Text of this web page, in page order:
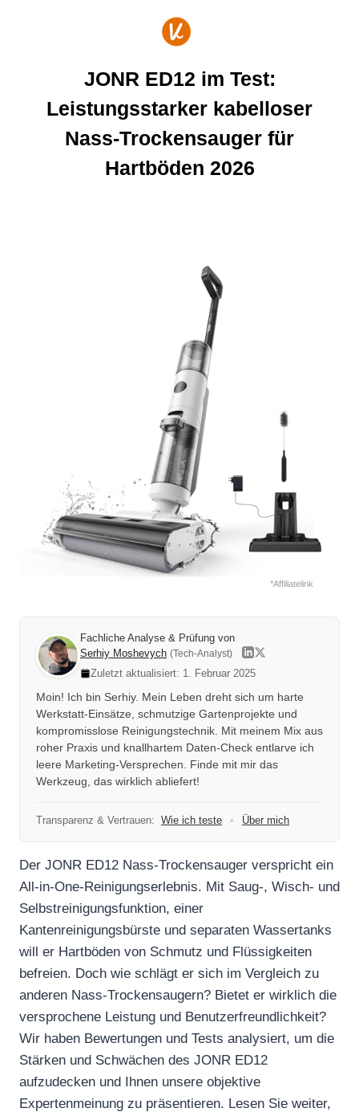
JONR ED12 im Test:
Leistungsstarker kabelloser
Nass-Trockensauger für
Hartböden 2026
*Affiliatelink
Fachliche Analyse & Prüfung von
Serhiy Moshevych (Tech-Analyst)
Zuletzt aktualisiert: 1. Februar 2025
Moin! Ich bin Serhiy. Mein Leben dreht sich um harte
Werkstatt-Einsätze, schmutzige Gartenprojekte und
kompromisslose Reinigungstechnik. Mit meinem Mix aus
roher Praxis und knallhartem Daten-Check entlarve ich
leere Marketing-Versprechen. Finde mit mir das
Werkzeug, das wirklich abliefert!
Transparenz & Vertrauen: Wie ich teste • Über mich
Der JONR ED12 Nass-Trockensauger verspricht ein
All-in-One-Reinigungserlebnis. Mit Saug-, Wisch- und
Selbstreinigungsfunktion, einer
Kantenreinigungsbürste und separaten Wassertanks
will er Hartböden von Schmutz und Flüssigkeiten
befreien. Doch wie schlägt er sich im Vergleich zu
anderen Nass-Trockensaugern? Bietet er wirklich die
versprochene Leistung und Benutzerfreundlichkeit?
Wir haben Bewertungen und Tests analysiert, um die
Stärken und Schwächen des JONR ED12
aufzudecken und Ihnen unsere objektive
Expertenmeinung zu präsentieren. Lesen Sie weiter,